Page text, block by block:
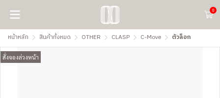
0
หน้าหลัก สินค้าทั้งหมด OTHER CLASP C-Move ตัวล็อก
สั่งจองล่วงหน้า